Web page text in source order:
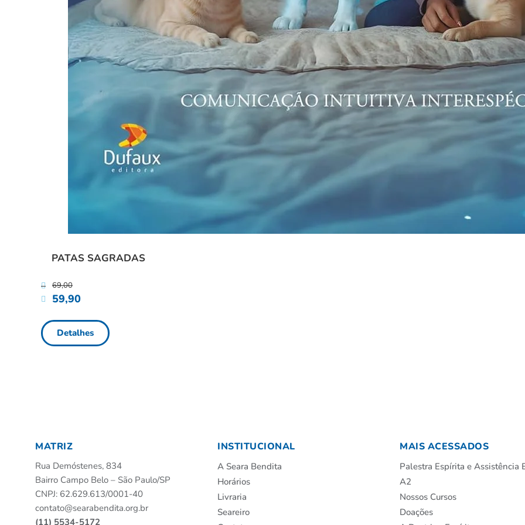
PATAS SAGRADAS
69,00
59,90
Detalhes
MATRIZ
Rua Demóstenes, 834
Bairro Campo Belo – São Paulo/SP
CNPJ: 62.629.613/0001-40
contato@searabendita.org.br
(11) 5534-5172
INSTITUCIONAL
A Seara Bendita
Horários
Livraria
Seareiro
MAIS ACESSADOS
Palestra Espírita e Assistência
A2
Nossos Cursos
Doações